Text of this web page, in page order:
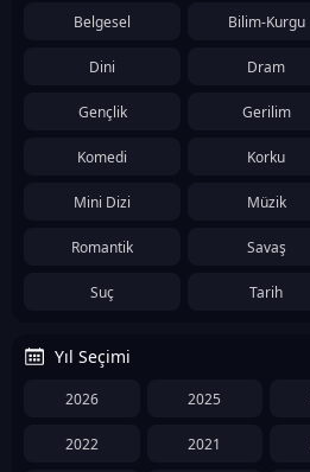
Belgesel Bilim-Kurgu
Dini Dram
Gençlik Gerilim
Komedi Korku
Mini Dizi Müzik
Romantik Savaş
Suç Tarih
Yıl Seçimi
2026 2025
2022 2021